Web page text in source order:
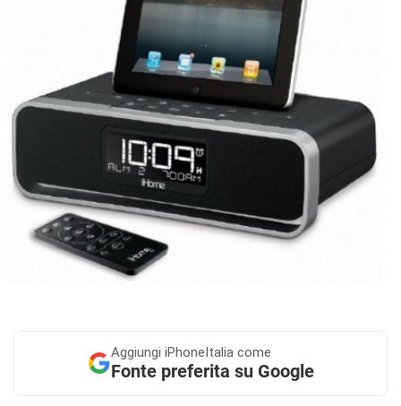
Aggiungi iPhoneItalia come
Fonte preferita su Google